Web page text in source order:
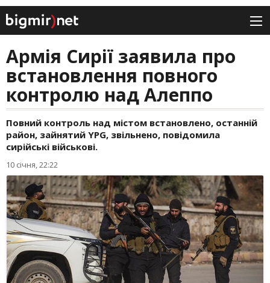
Армія Сирії заявила про
встановлення повного
контролю над Алеппо
Повний контроль над містом встановлено, останній
район, зайнятий YPG, звільнено, повідомила
сирійські військові.
10 січня, 22:22